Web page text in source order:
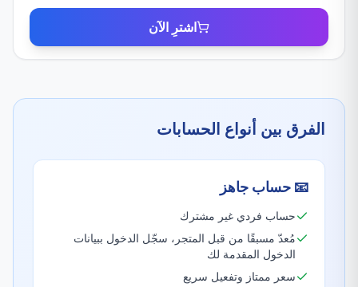
اشترِ الآن
الفرق بين أنواع الحسابات
📧 حساب جاهز
حساب فردي غير مشترك
مُعدّ مسبقًا من قبل المتجر، سجّل الدخول ببيانات
الدخول المقدمة لك
سعر ممتاز وتفعيل سريع